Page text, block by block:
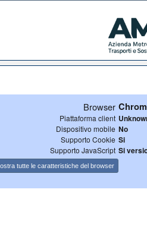
Browser
Piattaforma client
Dispositivo mobile No
Supporto Cookie Si
Supporto JavaScript Si